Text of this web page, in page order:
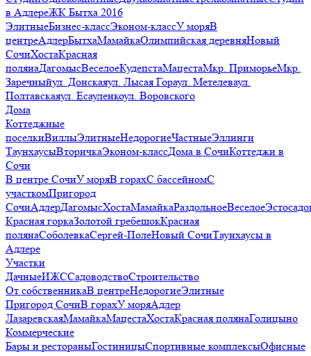
в АдлереЖК Бытха 2016
ЭлитныеБизнес-классЭконом-классУ моряВ
центреАдлерБытхаМамайкаОлимпийская деревняНовый
СочиХостаКрасная
полянаДагомысВеселоеКудепстаМацестаМкр. ПриморьеМкр.
Заречныйул. Донскаяул. Лысая Гораул. Метелеваул.
Полтавскаяул. Есауленкоул. Воровского
Дома
Коттеджные
поселкиВиллыЭлитныеНедорогиеЧастныеЭллинги
ТаунхаусыВторичкаЭконом-классДома в СочиКоттеджи в
Сочи
В центре СочиУ моряВ горахС бассейномС
участкомПригород
СочиАдлерДагомысХостаМамайкаРаздольноеВеселое
Красная горкаЗолотой гребешокКрасная
полянаСоболевкаСергей-ПолеНовый СочиТаунхаусы в
Адлере
Участки
ДачныеИЖССадоводствоСтроительство
От собственникаВ центреНедорогиеЭлитные
Пригород СочиВ горахУ моряАдлер
ЛазаревскаяМамайкаМацестаХостаКрасная полянаГолицыно
Коммерческие
Бары и рестораныГостиницыСпортивные комплексыОфисные